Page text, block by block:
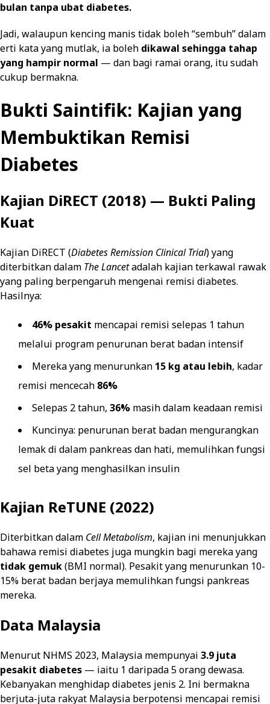
bulan tanpa ubat diabetes.
Jadi, walaupun kencing manis tidak boleh “sembuh” dalam
erti kata yang mutlak, ia boleh dikawal sehingga tahap
yang hampir normal — dan bagi ramai orang, itu sudah
cukup bermakna.
Bukti Saintifik: Kajian yang
Membuktikan Remisi
Diabetes
Kajian DiRECT (2018) — Bukti Paling
Kuat
Kajian DiRECT (Diabetes Remission Clinical Trial) yang
diterbitkan dalam The Lancetadalah kajian terkawal rawak
yang paling berpengaruh mengenai remisi diabetes.
Hasilnya:
46% pesakit mencapai remisi selepas 1 tahun
melalui program penurunan berat badan intensif
Mereka yang menurunkan 15 kg atau lebih, kadar
remisi mencecah 86%
Selepas 2 tahun, 36% masih dalam keadaan remisi
Kuncinya: penurunan berat badan mengurangkan
lemak di dalam pankreas dan hati, memulihkan fungsi
sel beta yang menghasilkan insulin
Kajian ReTUNE (2022)
Diterbitkan dalam Cell Metabolism, kajian ini menunjukkan
bahawa remisi diabetes juga mungkin bagi mereka yang
tidak gemuk(BMI normal). Pesakit yang menurunkan 10-
15% berat badan berjaya memulihkan fungsi pankreas
mereka.
Data Malaysia
Menurut NHMS 2023, Malaysia mempunyai 3.9 juta
pesakit diabetes — iaitu 1 daripada 5 orang dewasa.
Kebanyakan menghidap diabetes jenis 2. Ini bermakna
berjuta-juta rakyat Malaysia berpotensi mencapai remisi